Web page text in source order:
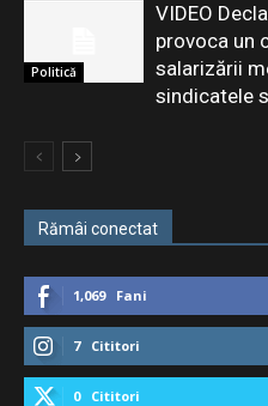
Politică
VIDEO
provoca un
salarizării
sindicatele
Rămâi conectat
1,069 Fani
7 Cititori
0 Cititori